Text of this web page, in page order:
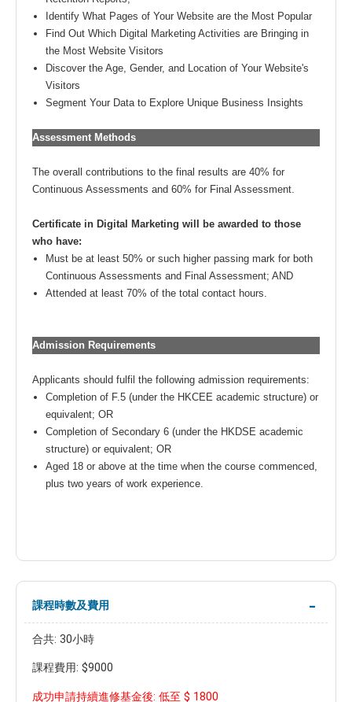
Identify What Pages of Your Website are the Most Popular
Find Out Which Digital Marketing Activities are Bringing in
the Most Website Visitors
Discover the Age, Gender, and Location of Your Website's
Visitors
Segment Your Data to Explore Unique Business Insights
Assessment Methods
The overall contributions to the final results are 40% for
Continuous Assessments and 60% for Final Assessment.
Certificate in Digital Marketing will be awarded to those
who have:
Must be at least 50% or such higher passing mark for both
Continuous Assessments and Final Assessment; AND
Attended at least 70% of the total contact hours.
Admission Requirements
Applicants should fulfil the following admission requirements:
Completion of F.5 (under the HKCEE academic structure) or
equivalent; OR
Completion of Secondary 6 (under the HKDSE academic
structure) or equivalent; OR
Aged 18 or above at the time when the course commenced,
plus two years of work experience.
課程時數及費用
合共: 30小時
課程費用: $9000
成功申請持續進修基金後: 低至 $ 1800